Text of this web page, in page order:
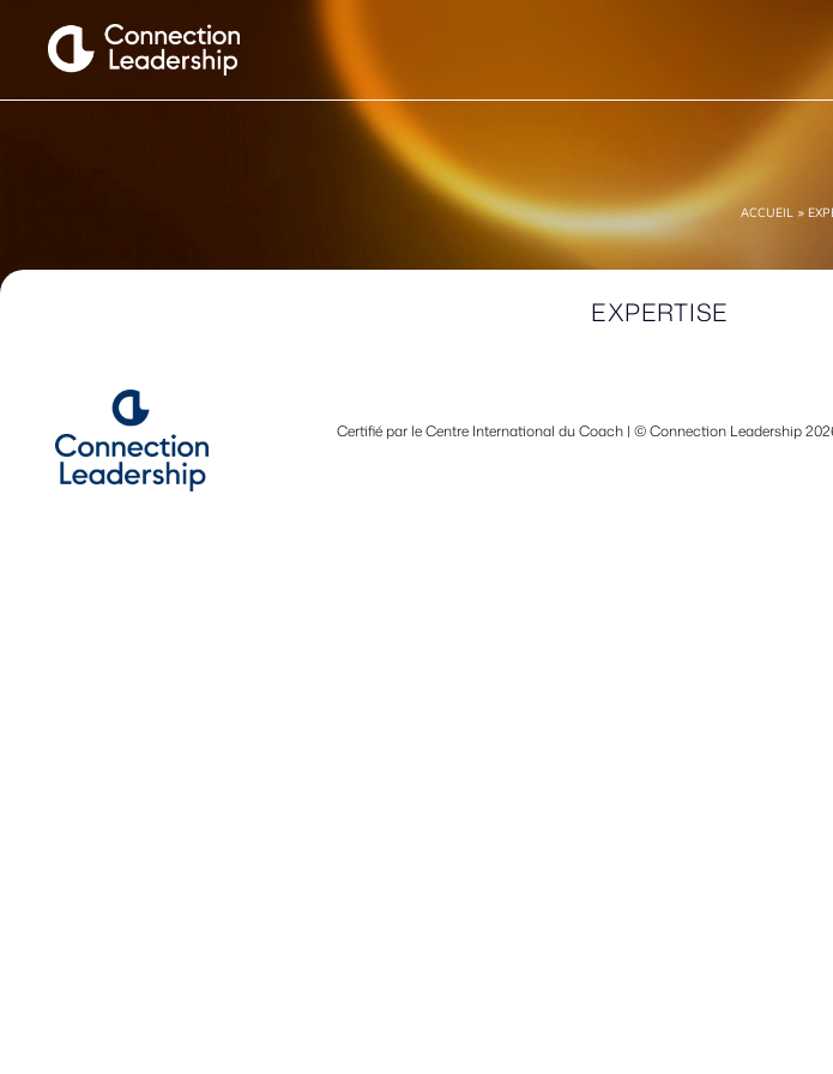
ACCUEIL »
EXPERTISE
Certifié par le Centre International du Coach | © Connection Leadership